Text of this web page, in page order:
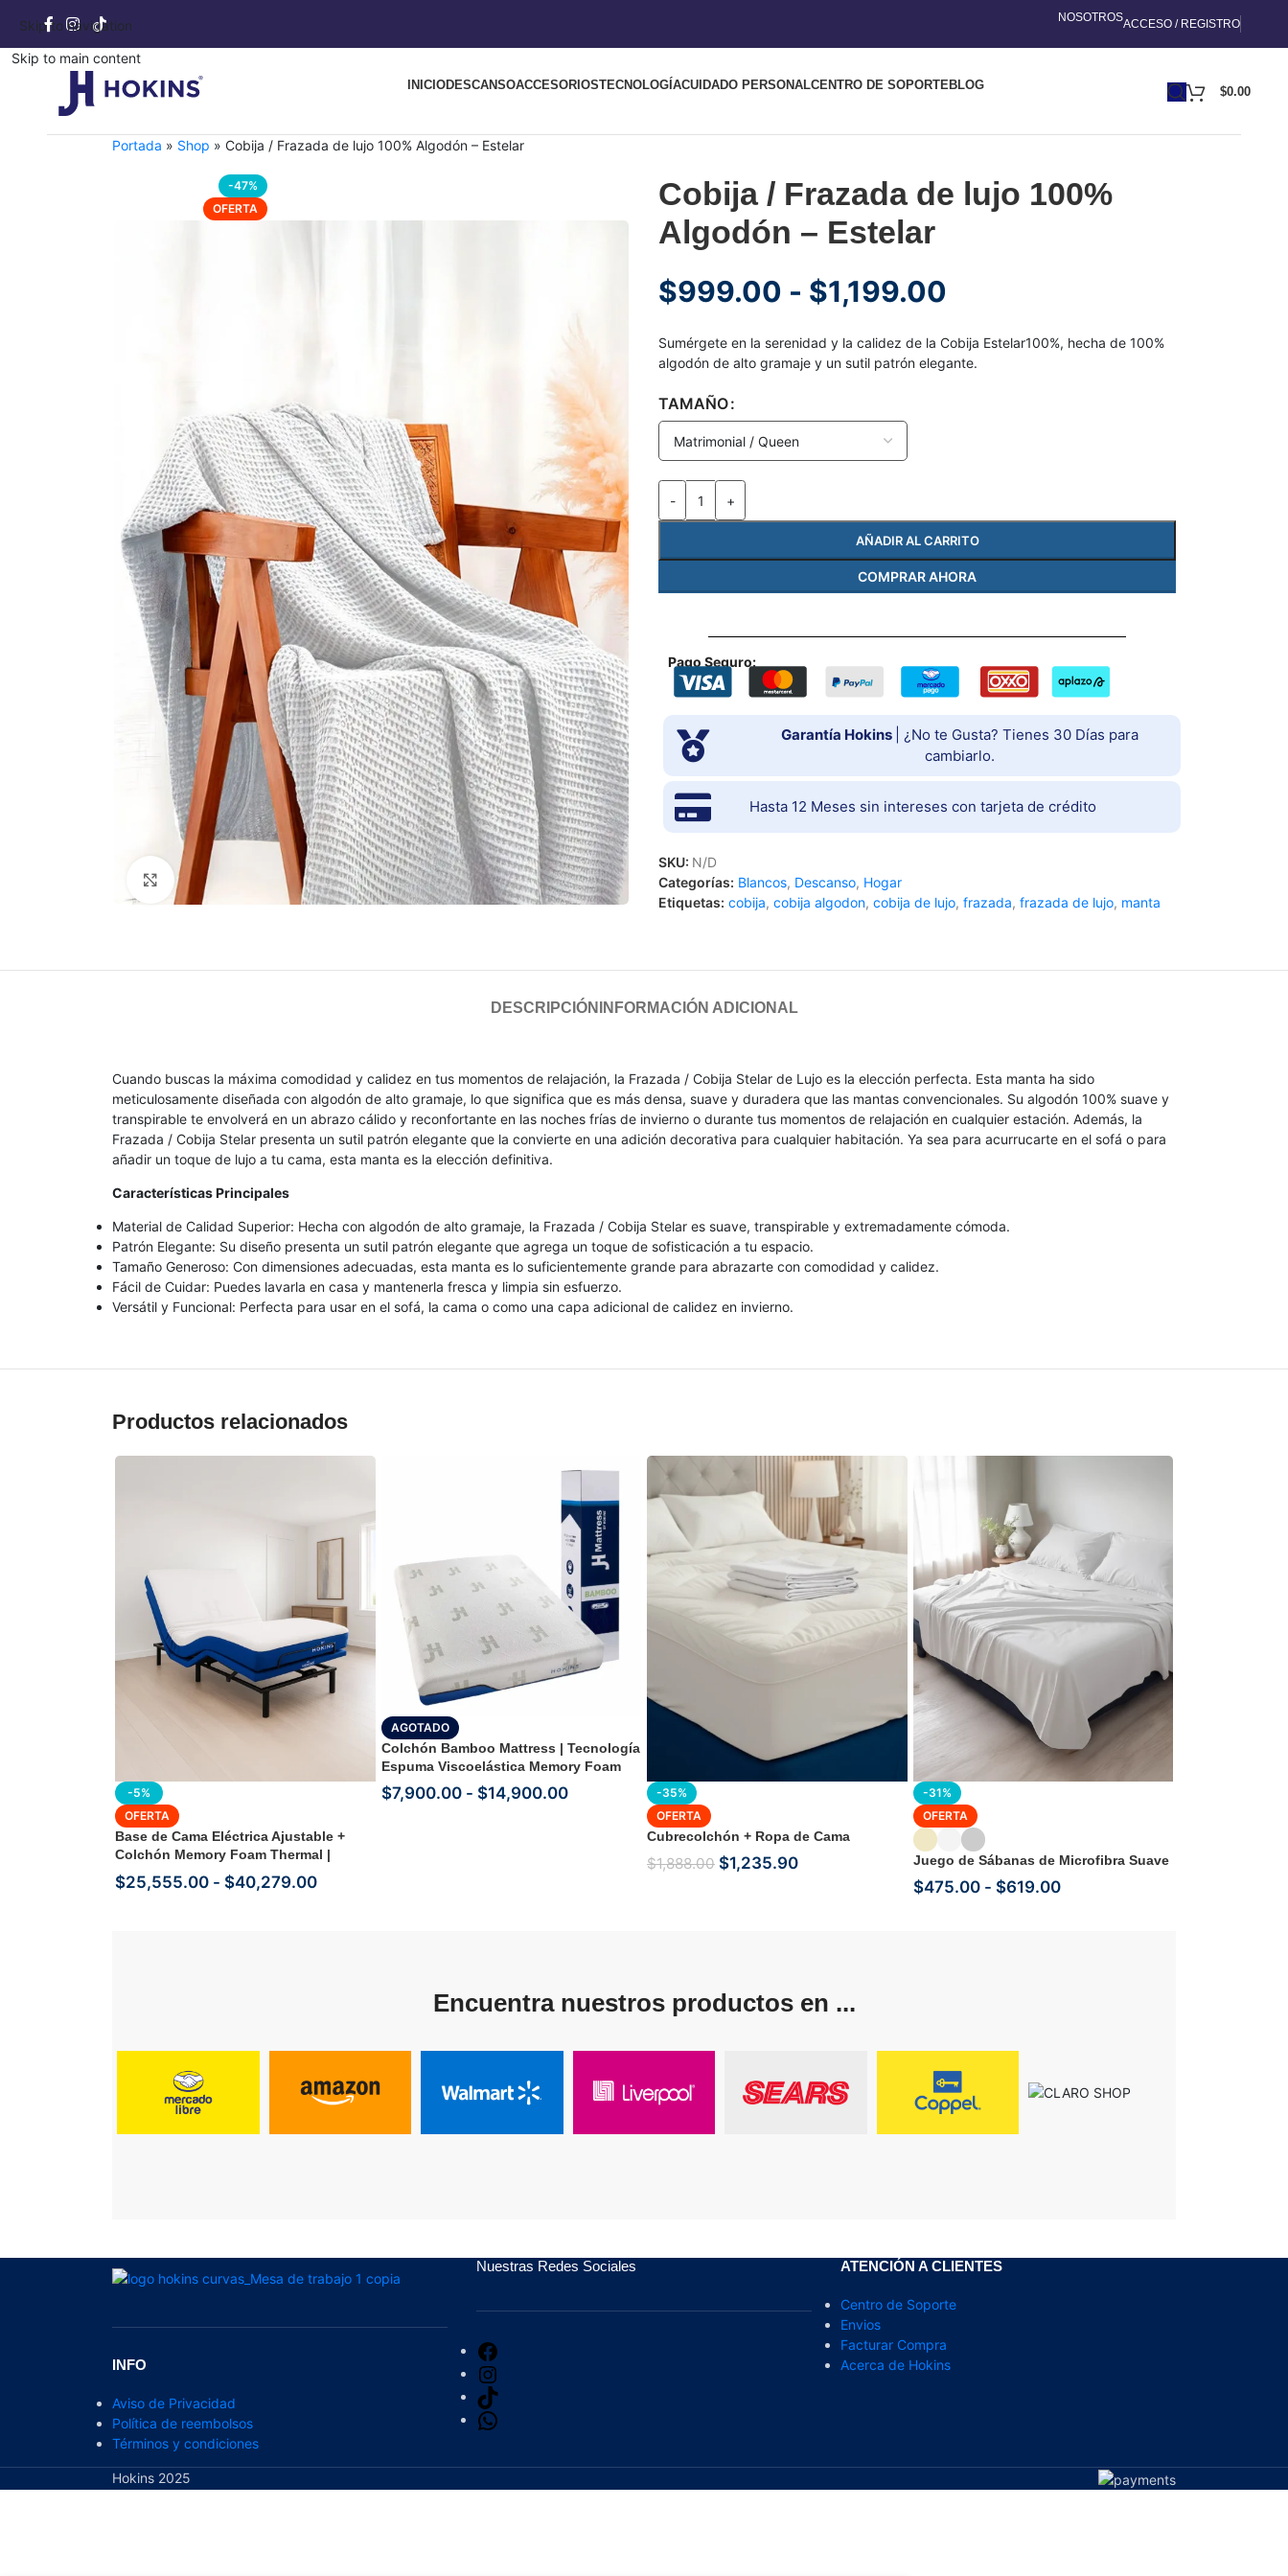
Skip to navigation
Skip to main content
NOSOTROSACCESO / REGISTRO
INICIODESCANSOACCESORIOSTECNOLOGÍACUIDADO PERSONALCENTRO DE SOPORTEBLOG $0.00
Portada » Shop » Cobija / Frazada de lujo 100% Algodón – Estelar
-47%
OFERTA
Clic para ampliar
Cobija / Frazada de lujo 100%
Algodón – Estelar
$999.00 - $1,199.00
Sumérgete en la serenidad y la calidez de la Cobija Estelar100%, hecha de 100%
algodón de alto gramaje y un sutil patrón elegante.
TAMAÑO
- +
AÑADIR AL CARRITO
COMPRAR AHORA
Pago Seguro:
Garantía Hokins
| ¿No te Gusta? Tienes 30 Días para
cambiarlo.
Hasta 12 Meses sin intereses con tarjeta de crédito
SKU: N/D
Categorías: Blancos, Descanso, Hogar
Etiquetas: cobija, cobija algodon, cobija de lujo, frazada, frazada de lujo, manta
DESCRIPCIÓN INFORMACIÓN ADICIONAL
Cuando buscas la máxima comodidad y calidez en tus momentos de relajación, la Frazada / Cobija Stelar de Lujo es la elección perfecta. Esta manta ha sido
meticulosamente diseñada con algodón de alto gramaje, lo que significa que es más densa, suave y duradera que las mantas convencionales. Su algodón 100% suave y
transpirable te envolverá en un abrazo cálido y reconfortante en las noches frías de invierno o durante tus momentos de relajación en cualquier estación. Además, la
Frazada / Cobija Stelar presenta un sutil patrón elegante que la convierte en una adición decorativa para cualquier habitación. Ya sea para acurrucarte en el sofá o para
añadir un toque de lujo a tu cama, esta manta es la elección definitiva.
Características Principales
Material de Calidad Superior: Hecha con algodón de alto gramaje, la Frazada / Cobija Stelar es suave, transpirable y extremadamente cómoda.
Patrón Elegante: Su diseño presenta un sutil patrón elegante que agrega un toque de sofisticación a tu espacio.
Tamaño Generoso: Con dimensiones adecuadas, esta manta es lo suficientemente grande para abrazarte con comodidad y calidez.
Fácil de Cuidar: Puedes lavarla en casa y mantenerla fresca y limpia sin esfuerzo.
Versátil y Funcional: Perfecta para usar en el sofá, la cama o como una capa adicional de calidez en invierno.
Productos relacionados
-5%
OFERTA
Base de Cama Eléctrica Ajustable +
Colchón Memory Foam Thermal |
Función Masaje
$25,555.00 - $40,279.00
AGOTADO
Colchón Bamboo Mattress | Tecnología
Espuma Viscoelástica Memory Foam
$7,900.00 - $14,900.00
-35%
OFERTA
Cubrecolchón + Ropa de Cama
$1,888.00 $1,235.90
-31%
OFERTA
Juego de Sábanas de Microfibra Suave
$475.00 - $619.00
Encuentra nuestros productos en ...
INFO
Aviso de Privacidad
Política de reembolsos
Términos y condiciones
Nuestras Redes Sociales ATENCIÓN A CLIENTES
Centro de Soporte
Envios
Facturar Compra
Acerca de Hokins
Hokins 2025